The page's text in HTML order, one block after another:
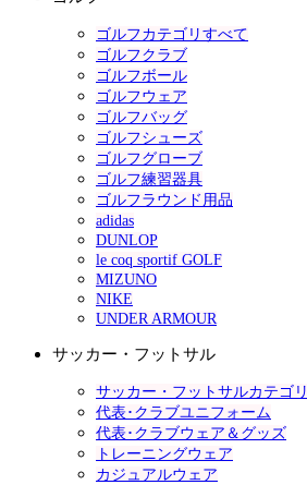
ゴルフカテゴリすべて
ゴルフクラブ
ゴルフボール
ゴルフウェア
ゴルフバッグ
ゴルフシューズ
ゴルフグローブ
ゴルフ練習器具
ゴルフラウンド用品
adidas
DUNLOP
le coq sportif GOLF
MIZUNO
NIKE
UNDER ARMOUR
サッカー・フットサル
サッカー・フットサルカテゴ
代表･クラブユニフォーム
代表･クラブウェア＆グッズ
トレーニングウェア
カジュアルウェア